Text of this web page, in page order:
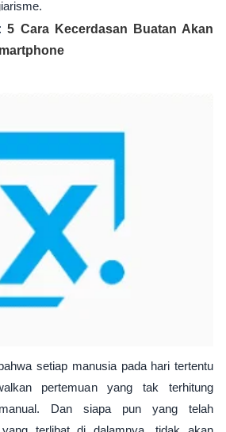
5 Cara Kecerdasan Buatan Akan
setiap manusia pada hari tertentu
pertemuan yang tak terhitung
Dan siapa pun yang telah